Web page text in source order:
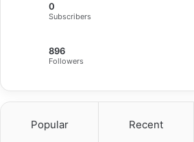
0
Subscribers
896
Followers
Popular Recent